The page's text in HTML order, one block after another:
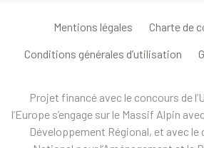
Mentions légales Charte de
Conditions générales d’utilisation
Projet financé avec le concours de
l’Europe s’engage sur le Massif Alpin
Développement Régional, et avec le